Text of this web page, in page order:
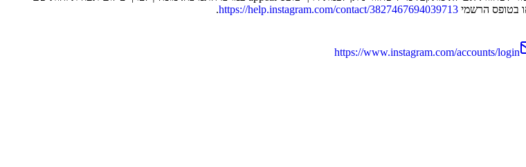
בטופס הרשמי https://help.instagram.com/contact/3827467694039713
.
https://www.instagram.com/accounts/login